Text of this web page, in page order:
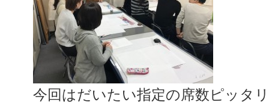
今回はだいたい指定の席数ピッタ